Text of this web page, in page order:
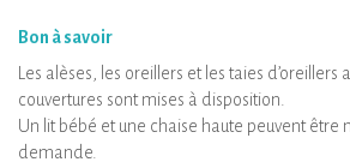
Bon à savoir
Les alèses, les oreillers et les taies d’oreillers
couvertures sont mises à disposition.
Un lit bébé et une chaise haute peuvent être
demande.